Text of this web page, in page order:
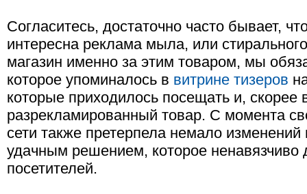
Согласитесь, достаточно часто бывает,
интересна реклама мыла, или
магазин именно за этим товаром, мы
которое упоминалось в витрине тизеров
которые приходилось посещать и, скорее
разрекламированный товар. С момента
сети также претерпела немало
удачным решением, которое
посетителей.